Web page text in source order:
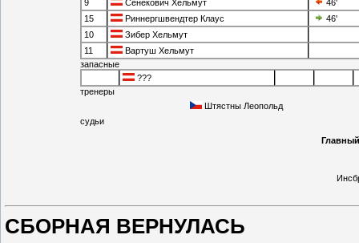
9
Сенекович Хельмут
46'
15
Риннергшвендтер Клаус
46'
10
Зибер Хельмут
11
Вартуш Хельмут
запасные
???
тренеры
Штястны Леопольд
судьи
СБОРНАЯ ВЕРНУЛАСЬ